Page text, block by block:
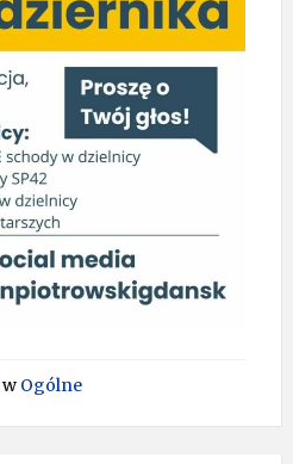
w Ogólne